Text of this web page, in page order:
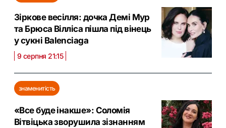
Зіркове весілля: дочка Демі Мур
та Брюса Вілліса пішла під вінець
у сукні Balenciaga
9 серпня 21:15
знаменитість
«Все буде інакше»: Соломія
Вітвіцька зворушила зізнанням